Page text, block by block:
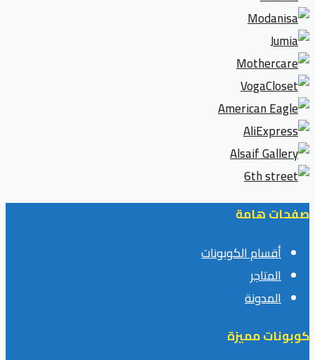
صفحات هامة
أقسام الكوبونات
المتاجر
المدونة
كوبونات مميزة